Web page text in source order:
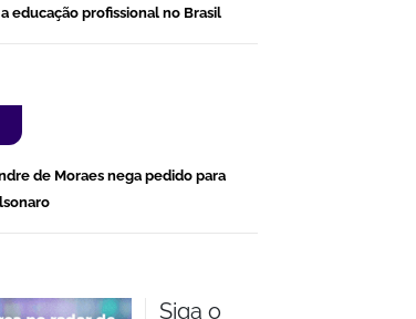
educação profissional no Brasil
de Moraes nega pedido para
Siga o